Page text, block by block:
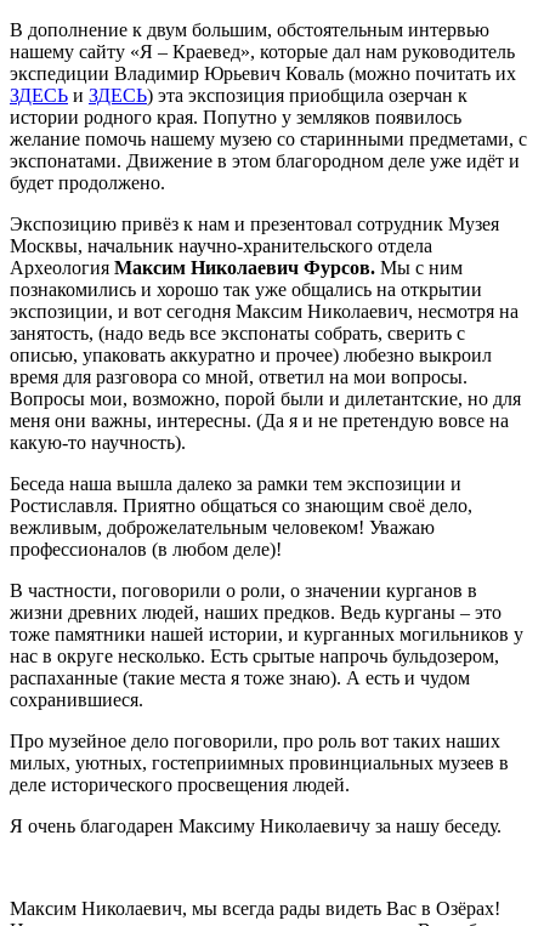
В дополнение к двум большим, обстоятельным интервью
нашему сайту «Я – Краевед», которые дал нам руководитель
экспедиции Владимир Юрьевич Коваль (можно почитать их
ЗДЕСЬ и ЗДЕСЬ) эта экспозиция приобщила озерчан к
истории родного края. Попутно у земляков появилось
желание помочь нашему музею со старинными предметами, с
экспонатами. Движение в этом благородном деле уже идёт и
будет продолжено.
Экспозицию привёз к нам и презентовал сотрудник Музея
Москвы, начальник научно-хранительского отдела
Археология Максим Николаевич Фурсов. Мы с ним
познакомились и хорошо так уже общались на открытии
экспозиции, и вот сегодня Максим Николаевич, несмотря на
занятость, (надо ведь все экспонаты собрать, сверить с
описью, упаковать аккуратно и прочее) любезно выкроил
время для разговора со мной, ответил на мои вопросы.
Вопросы мои, возможно, порой были и дилетантские, но для
меня они важны, интересны. (Да я и не претендую вовсе на
какую-то научность).
Беседа наша вышла далеко за рамки тем экспозиции и
Ростиславля. Приятно общаться со знающим своё дело,
вежливым, доброжелательным человеком! Уважаю
профессионалов (в любом деле)!
В частности, поговорили о роли, о значении курганов в
жизни древних людей, наших предков. Ведь курганы – это
тоже памятники нашей истории, и курганных могильников у
нас в округе несколько. Есть срытые напрочь бульдозером,
распаханные (такие места я тоже знаю). А есть и чудом
сохранившиеся.
Про музейное дело поговорили, про роль вот таких наших
милых, уютных, гостеприимных провинциальных музеев в
деле исторического просвещения людей.
Я очень благодарен Максиму Николаевичу за нашу беседу.
Максим Николаевич, мы всегда рады видеть Вас в Озёрах!